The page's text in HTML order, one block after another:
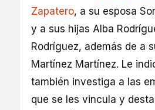
Zapatero, a su esposa
y a sus hijas Alba
Rodríguez, además de a
Martínez Martínez. Le
también investiga a las
que se les vincula y